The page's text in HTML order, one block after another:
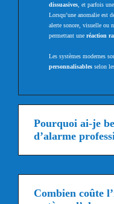
dissuasives , et parfois une
Lorsqu’une anomalie est
alerte sonore, visuelle ou
permettant une réaction
Les systèmes modernes
personnalisables selon
Pourquoi ai-je
d’alarme
complète et fiable
Combien coûte